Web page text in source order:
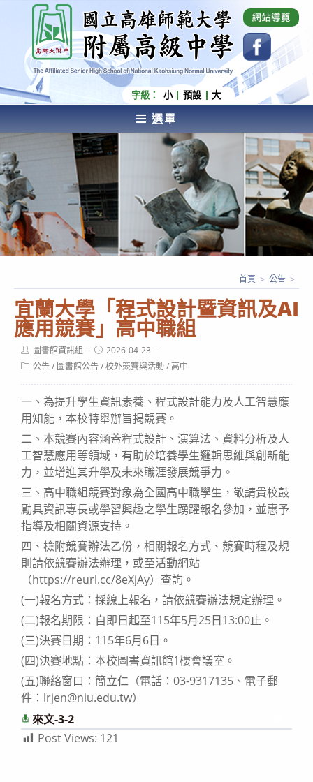
內
容
國立高雄師範大學附屬高級中學 Affiliated Senior
High School of National Kaohsiung Normal
University
字級： 小 預設 大
選單
AFFILIATED SENIOR HIGH SCHOOL OF NATIONAL
KAOHSIUNG NORMAL UNIVERSITY
宜蘭大學「程式設計暨資訊及AI
應用競賽」高中職組
首頁 > 公告 >
Post
author:
圖書館資訊組
Post
published:
2026-04-23
Post公告/ 圖書館公告/校外競賽與活動/高中
一、為提升學生資訊素養、程式設計能力及人工智慧應
用知能，本校特舉辦旨揭競賽。
二、本競賽內容涵蓋程式設計、演算法、資料分析及人
工智慧應用等領域，有助於培養學生邏輯思維與創新能
力，並增進其升學及未來職涯發展競爭力。
三、高中職組競賽對象為全國高中職學生，敬請貴校鼓
勵具資訊專長或學習興趣之學生踴躍報名參加，並惠予
指導及相關資源支持。
四、檢附競賽辦法乙份，相關報名方式、競賽時程及規
則請依競賽辦法辦理，或至活動網站
（https://reurl.cc/8eXjAy）查詢。
(一)報名方式：採線上報名，請依競賽辦法規定辦理。
(二)報名期限：自即日起至115年5月25日13:00止。
(三)決賽日期：115年6月6日。
(四)決賽地點：本校圖書資訊館1樓會議室。
(五)聯絡窗口：簡立仁（電話：03-9317135、電子郵
件：lrjen@niu.edu.tw）
來文-3-2
Post Views: 121